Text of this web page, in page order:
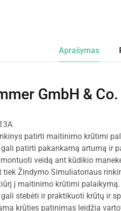
Aprašymas
GmbH &
patirti maitinimo krūtimi
patirti pakankamą artumą ir
veidą ant kūdikio
tiek Žindymo Simuliatoriaus
į maitinimo krūtimi palaikymą.
stebėti ir praktikuoti krūtų ir
krūties patinimas leidžia